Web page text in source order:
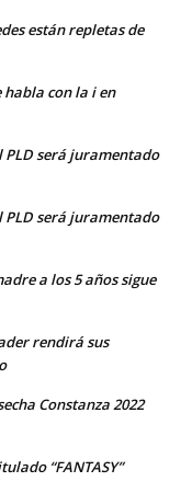
están repletas de
habla con la i en
PLD será juramentado
PLD será juramentado
a los 5 años sigue
rendirá sus
Constanza 2022
“FANTASY”